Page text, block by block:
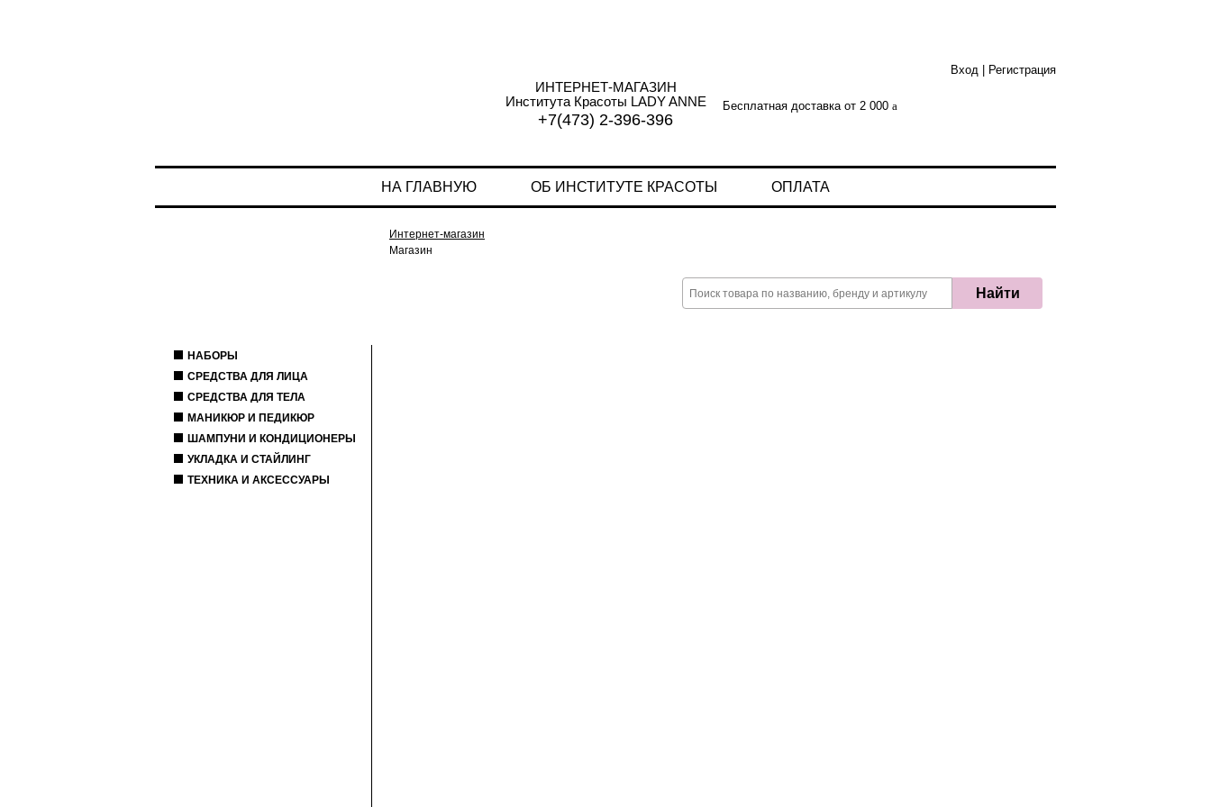
ИНТЕРНЕТ-МАГАЗИН
Института Красоты LADY ANNE
+7(473) 2-396-396
Бесплатная доставка от 2 000
Вход Регистрация
НА ГЛАВНУЮ ОБ ИНСТИТУТЕ КРАСОТЫ ОПЛАТА
Интернет-магазин
Магазин
НАБОРЫ
СРЕДСТВА ДЛЯ ЛИЦА
СРЕДСТВА ДЛЯ ТЕЛА
МАНИКЮР И ПЕДИКЮР
ШАМПУНИ И КОНДИЦИОНЕРЫ
УКЛАДКА И СТАЙЛИНГ
ТЕХНИКА И АКСЕССУАРЫ